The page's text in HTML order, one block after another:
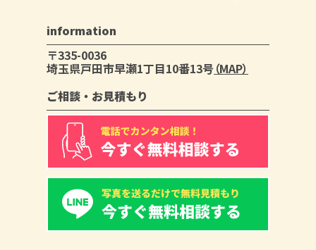
information
〒335-0036
埼玉県戸田市早瀬1丁目10番13号（MAP）
ご相談・お見積もり